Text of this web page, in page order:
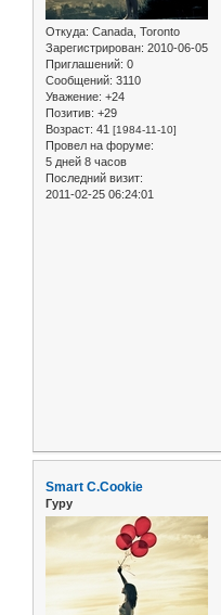
Откуда: Canada, Toronto
Зарегистрирован: 2010-06-05
Приглашений: 0
Сообщений: 3110
Уважение: +24
Позитив: +29
Возраст: 41 [1984-11-10]
Провел на форуме:
5 дней 8 часов
Последний визит:
2011-02-25 06:24:01
Smart C.Cookie
Гуру